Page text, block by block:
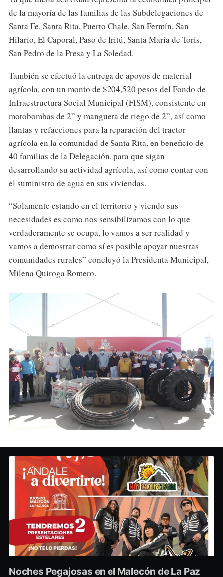
de la mayoría de las familias de las Subdelegaciones de
Santa Fe, Santa Rita, Puerto Chale, San Fermín, San
Hilario, El Caporal, Paso de Iritú, Santa María de Toris,
San Pedro de la Presa y La Soledad.
También se efectuó la entrega de apoyos de material
agrícola, con un monto de $204,520 pesos del Fondo de
Infraestructura Social Municipal (FISM), consistente en
motobombas de 2” y manguera de riego de 2”, así como
llantas y refacciones para la reparación del tractor
agrícola en la comunidad de Santa Rita, en beneficio de
40 familias de la Delegación, para que sigan
desarrollando su actividad agrícola, así como contar con
el suministro de agua en sus viviendas.
“Solamente estando en el territorio y viendo sus
necesidades es como nos sensibilizamos con lo que
verdaderamente se ocupa, lo vamos a ser realidad y
vamos a demostrar como sí es posible apoyar nuestras
comunidades rurales” concluyó la Presidenta Municipal,
Milena Quiroga Romero.
Noches Pegajosas en el Malecón de La Paz